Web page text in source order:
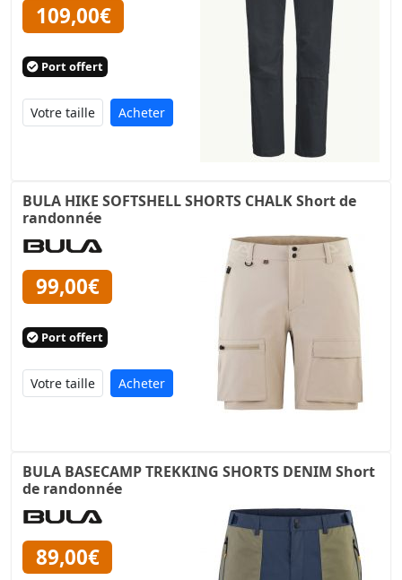
109,00€
Port offert
Acheter
BULA HIKE SOFTSHELL SHORTS CHALK Short de
randonnée
99,00€
Port offert
Acheter
BULA BASECAMP TREKKING SHORTS DENIM Short
de randonnée
89,00€